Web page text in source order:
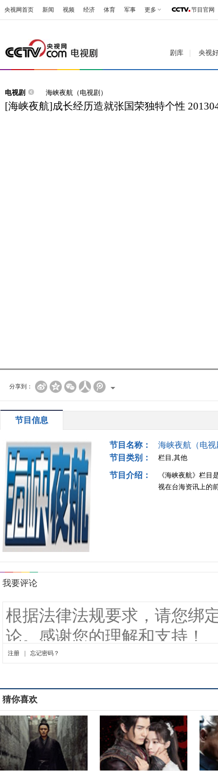
央视网首页 新闻 视频 经济 体育 军事 更多 节目官网
剧库 央视
电视剧 海峡夜航（电视剧）
[海峡夜航]成长经历造就张国荣独特个性
分享到：
节目信息
节目名称：
海峡夜航（电视
节目类别：
栏目,其他
节目介绍：
《海峡夜航》栏目
视在台海资讯上的
猜你喜欢